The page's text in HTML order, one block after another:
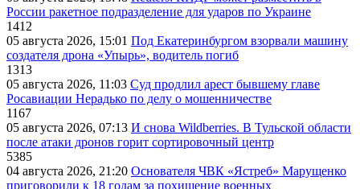
России ракетное подразделение для ударов по Украине
1412
05 августа 2026, 15:01 Под Екатеринбургом взорвали машину
создателя дрона «Упырь», водитель погиб
1313
05 августа 2026, 11:03 Суд продлил арест бывшему главе
Росавиации Нерадько по делу о мошенничестве
1167
05 августа 2026, 07:13 И снова Wildberries. В Тульской области
после атаки дронов горит сортировочный центр
5385
04 августа 2026, 21:20 Основателя ЧВК «Ястреб» Марущенко
приговорили к 18 годам за похищение военных